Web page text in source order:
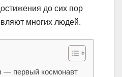
до сих пор
многих людей.
— первый космонавт